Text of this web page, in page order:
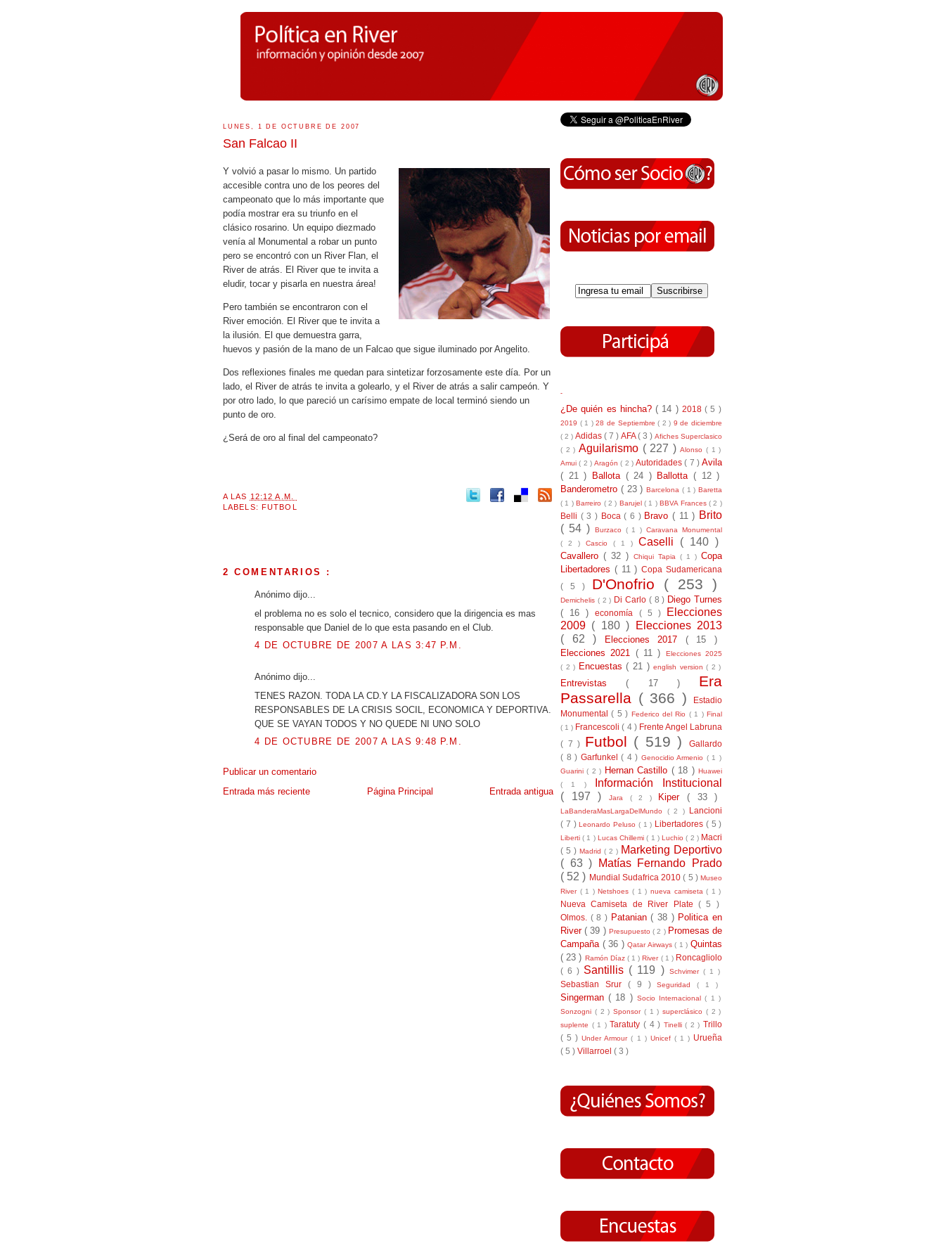
LUNES, 1 DE OCTUBRE DE 2007
San Falcao II
Y volvió a pasar lo mismo. Un partido
accesible contra uno de los peores del
campeonato que lo más importante que
podía mostrar era su triunfo en el
clásico rosarino. Un equipo diezmado
venía al Monumental a robar un punto
pero se encontró con un River Flan, el
River de atrás. El River que te invita a
eludir, tocar y pisarla en nuestra área!
Pero también se encontraron con el
River emoción. El River que te invita a
la ilusión. El que demuestra garra,
huevos y pasión de la mano de un Falcao que sigue iluminado por Angelito.
Dos reflexiones finales me quedan para sintetizar forzosamente este día. Por un
lado, el River de atrás te invita a golearlo, y el River de atrás a salir campeón. Y
por otro lado, lo que pareció un carísimo empate de local terminó siendo un
punto de oro.
¿Será de oro al final del campeonato?
A LAS 12:12 A.M.
LABELS: FUTBOL
2 COMENTARIOS :
Anónimo dijo...
el problema no es solo el tecnico, considero que la dirigencia es mas
responsable que Daniel de lo que esta pasando en el Club.
4 DE OCTUBRE DE 2007 A LAS 3:47 P.M.
Anónimo dijo...
TENES RAZON. TODA LA CD.Y LA FISCALIZADORA SON LOS
RESPONSABLES DE LA CRISIS SOCIL, ECONOMICA Y DEPORTIVA.
QUE SE VAYAN TODOS Y NO QUEDE NI UNO SOLO
4 DE OCTUBRE DE 2007 A LAS 9:48 P.M.
Publicar un comentario
Entrada más reciente
Entrada antigua
Página Principal
-
¿De quién es hincha?( 14 ) 2018( 5 )
2019 ( 1 )28 de Septiembre( 2 ) 9 de diciembre
( 2 ) Adidas ( 7 ) AFA( 3 ) Afiches Superclasico
( 2 ) Aguilarismo ( 227 )Alonso( 1 )
Amui( 2 ) Aragón( 2 ) Autoridades( 7 ) Avila
( 21 )
Ballota ( 24 ) Ballotta( 12 )
Banderometro ( 23 ) Barcelona ( 1 ) Baretta
( 1 )Barreiro ( 2 ) Barujel ( 1 )BBVA Frances ( 2 )
Belli ( 3 ) Boca( 6 ) Bravo( 11 ) Brito
( 54 )
Burzaco ( 1 )Caravana Monumental
( 2 ) Cascio ( 1 ) Caselli ( 140 )
Cavallero ( 32 ) Chiqui Tapia ( 1 ) Copa
Libertadores ( 11 )Copa Sudamericana
( 5 ) D'Onofrio ( 253 )
Demichelis ( 2 ) Di Carlo ( 8 ) Diego Turnes
( 16 )economía ( 5 )
Elecciones
2009 ( 180 )
Elecciones 2013
( 62 )
Elecciones 2017 ( 15 )
Elecciones 2021 ( 11 )
Elecciones 2025
( 2 )
Encuestas( 21 )english version( 2 )
Entrevistas( 17 ) Era
Passarella ( 366 )
Estadio
Monumental( 5 ) Federico del Rio ( 1 )Final
( 1 ) Francescoli( 4 ) Frente Angel Labruna
( 7 ) Futbol ( 519 )Gallardo
( 8 ) Garfunkel ( 4 ) Genocidio Armenio ( 1 )
Guarini( 2 ) Hernan Castillo ( 18 )Huawei
( 1 )
Información Institucional
( 197 )
Jara ( 2 ) Kiper( 33 )
LaBanderaMasLargaDelMundo ( 2 ) Lancioni
( 7 )Leonardo Peluso ( 1 ) Libertadores ( 5 )
Liberti( 1 ) Lucas Chillemi( 1 )Luchio( 2 ) Macri
( 5 ) Madrid ( 2 ) Marketing Deportivo
( 63 )
Matías Fernando Prado
( 52 ) Mundial Sudafrica 2010( 5 )Museo
River ( 1 )Netshoes( 1 ) nueva camiseta( 1 )
Nueva Camiseta de River Plate ( 5 )
Olmos. ( 8 ) Patanian( 38 ) Politica en
River( 39 ) Presupuesto( 2 ) Promesas de
Campaña ( 36 )Qatar Airways( 1 )Quintas
( 23 ) Ramón Díaz ( 1 )River ( 1 ) Roncagliolo
( 6 ) Santillis ( 119 ) Schvimer ( 1 )
Sebastian Srur ( 9 )Seguridad( 1 )
Singerman( 18 ) Socio Internacional( 1 )
Sonzogni ( 2 ) Sponsor ( 1 ) superclásico ( 2 )
suplente ( 1 ) Taratuty ( 4 ) Tinelli( 2 ) Trillo
( 5 )Under Armour( 1 ) Unicef ( 1 ) Urueña
( 5 ) Villarroel ( 3 )